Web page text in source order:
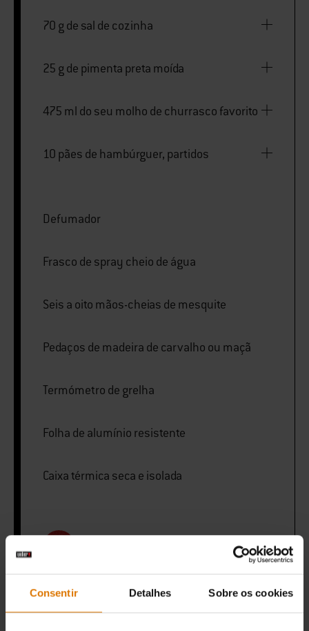
Consentir Detalhes Sobre os cookies
70 g de sal de cozinha
25 g de pimenta preta moída
475 ml do seu molho de churrasco favorito
10 pães de hambúrguer, partidos
Defumador
Frasco de spray cheio de água
Seis a oito mãos-cheias de mesquite
Pedaços de madeira de carvalho ou maçã
Termómetro de grelha
Folha de alumínio resistente
Caixa térmica seca e isolada
IMPRIMIR ESTA LISTA